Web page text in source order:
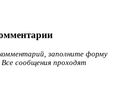
заполните форму
сообщения проходят